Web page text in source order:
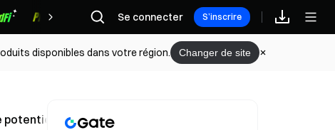
Récompenses
Se connecter S’inscrire
disponibles dans votre région. Changer de site